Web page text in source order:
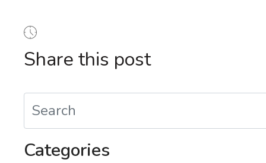
Share this post
Categories